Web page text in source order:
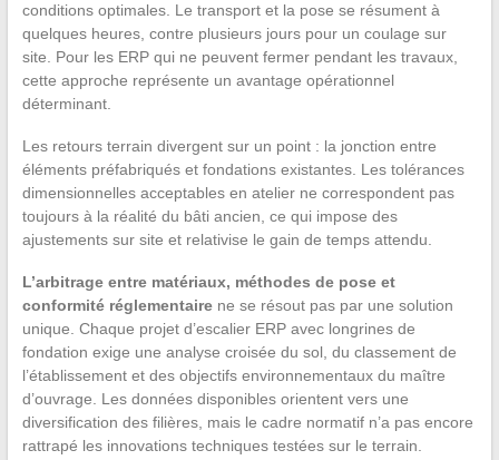
conditions optimales. Le transport et la pose se résument à
quelques heures, contre plusieurs jours pour un coulage sur
site. Pour les ERP qui ne peuvent fermer pendant les travaux,
cette approche représente un avantage opérationnel
déterminant.
Les retours terrain divergent sur un point : la jonction entre
éléments préfabriqués et fondations existantes. Les tolérances
dimensionnelles acceptables en atelier ne correspondent pas
toujours à la réalité du bâti ancien, ce qui impose des
ajustements sur site et relativise le gain de temps attendu.
L’arbitrage entre matériaux, méthodes de pose et
conformité réglementairene se résout pas par une solution
unique. Chaque projet d’escalier ERP avec longrines de
fondation exige une analyse croisée du sol, du classement de
l’établissement et des objectifs environnementaux du maître
d’ouvrage. Les données disponibles orientent vers une
diversification des filières, mais le cadre normatif n’a pas encore
rattrapé les innovations techniques testées sur le terrain.